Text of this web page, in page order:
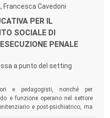
Francesca Cavedoni
PER IL
SOCIALE DI
PENALE
a punto del setting
e pedagogisti, nonché per
e funzione operano nel settore
e post-psichiatrico, ma